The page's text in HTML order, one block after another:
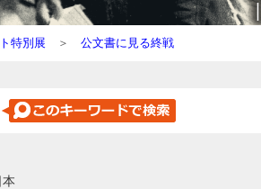
特別展 ＞ 公文書に見る終戦
本